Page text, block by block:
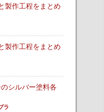
製作工程をまとめ
製作工程をまとめ
シルバー塗料各
ラ